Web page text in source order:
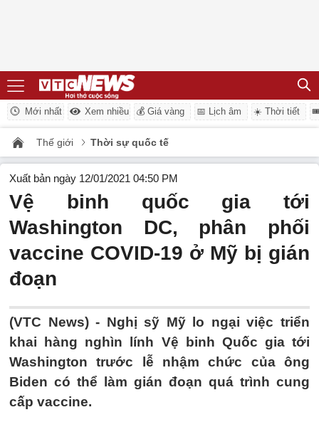
Mới nhất Xem nhiều 💰 Giá vàng 📅 Lịch âm ☀️ Thời tiết
Thế giới Thời sự quốc tế
Xuất bản ngày 12/01/2021 04:50 PM
Vệ binh quốc gia tới
Washington DC, phân phối
vaccine COVID-19 ở Mỹ bị gián
đoạn
(VTC News) - Nghị sỹ Mỹ lo ngại việc triển
khai hàng nghìn lính Vệ binh Quốc gia tới
Washington trước lễ nhậm chức của ông
Biden có thể làm gián đoạn quá trình cung
cấp vaccine.